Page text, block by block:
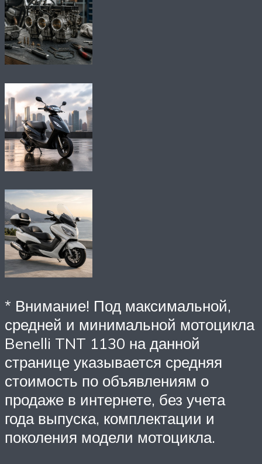
* Внимание! Под максимальной,
средней и минимальной мотоцикла
Benelli TNT 1130 на данной
странице указывается средняя
стоимость по объявлениям о
продаже в интернете, без учета
года выпуска, комплектации и
поколения модели мотоцикла.